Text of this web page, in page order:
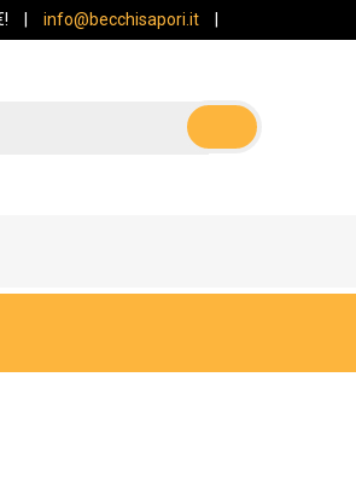
info@becchisapori.it